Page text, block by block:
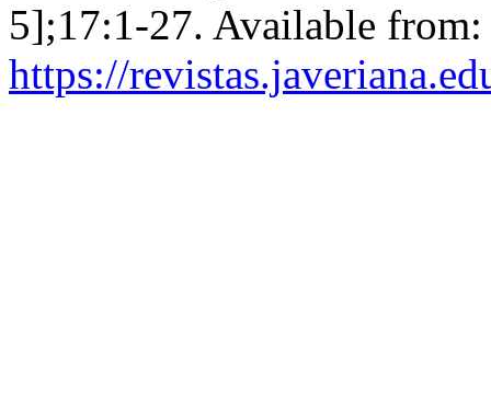
5];17:1-27. Available from:
https://